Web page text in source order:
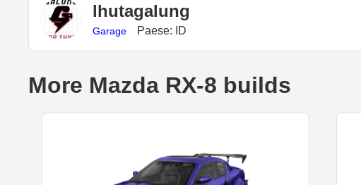
lhutagalung
Garage Paese: ID
More Mazda RX-8 builds